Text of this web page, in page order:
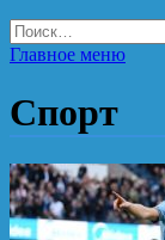
Найти:
Главное меню
Спорт